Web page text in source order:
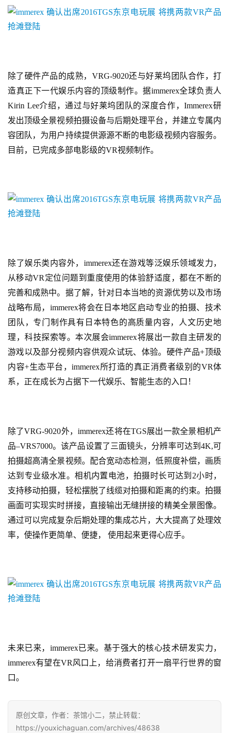
游
戏
2
5
第
十
三
届
金
3
0
日
游
茶
对
接
会
站
中
文
(
中
国
除了硬件产品的成熟，VRG-9020还与好莱坞团队合作，打
造真正下一代娱乐内容的顶级制作。据immerex全球负责人
Kirin Lee介绍，通过与好莱坞团队的深度合作，Immerex研
发出顶级全景视频拍摄设备与后期处理平台，并建立专属内
容团队，为用户持续提供源源不断的电影级视频内容服务。
目前，已完成多部电影级的VR视频制作。
除了娱乐类内容外，immerex还在游戏等泛娱乐领域发力，
从移动VR定位问题到重度使用的体验舒适度，都在不断的
完善和成熟中。据了解，针对日本当地的资源优势以及市场
战略布局，immerex将会在日本地区启动专业的拍摄、技术
团队，专门制作具有日本特色的高质量内容，人文历史地
理，科技探索等。本次展会immerex将展出一款自主研发的
游戏以及部分视频内容供观众试玩、体验。硬件产品+顶级
内容+生态平台，immerex所打造的真正消费者级别的VR体
系，正在成长为占据下一代娱乐、智能生态的入口！
除了VRG-9020外，immerex还将在TGS展出一款全景相机产
品–VRS7000。该产品设置了三面镜头，分辨率可达到4K,可
拍摄超高清全景视频。配合宽动态检测，低照度补偿，画质
达到专业级水准。相机内置电池，拍摄时长可达到2小时，
支持移动拍摄，轻松摆脱了线缆对拍摄和距离的约束。拍摄
画面可实现实时拼接，直接输出无缝拼接的精美全景图像。
通过可以完成复杂后期处理的集成芯片，大大提高了处理效
率，使操作更简单、便捷， 使用起来更得心应手。
未来已来，immerex已来。基于强大的核心技术研发实力，
immerex有望在VR风口上，给消费者打开一扇平行世界的窗
口。
原创文章，作者：茶馆小二，禁止转载：
https://youxichaguan.com/archives/48638